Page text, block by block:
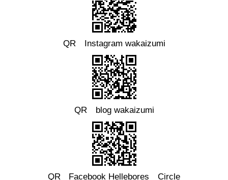
QR Instagram wakaizumi
QR blog wakaizumi
QR Facebook Hellebores Circle